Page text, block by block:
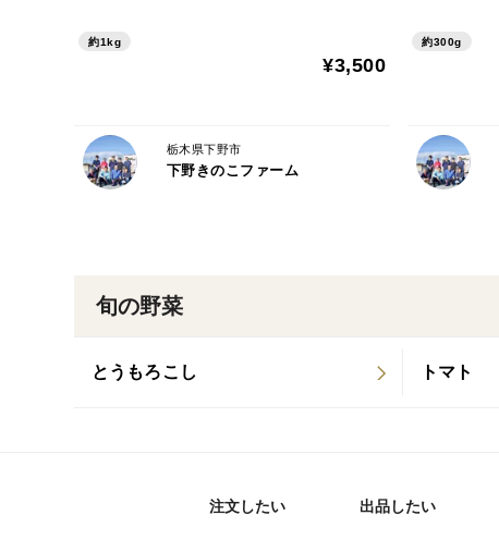
旬の野菜
とうもろこし トマト
約1kg
¥3,500
栃木県下野市
下野きのこファーム
約300g
注文したい 出品したい